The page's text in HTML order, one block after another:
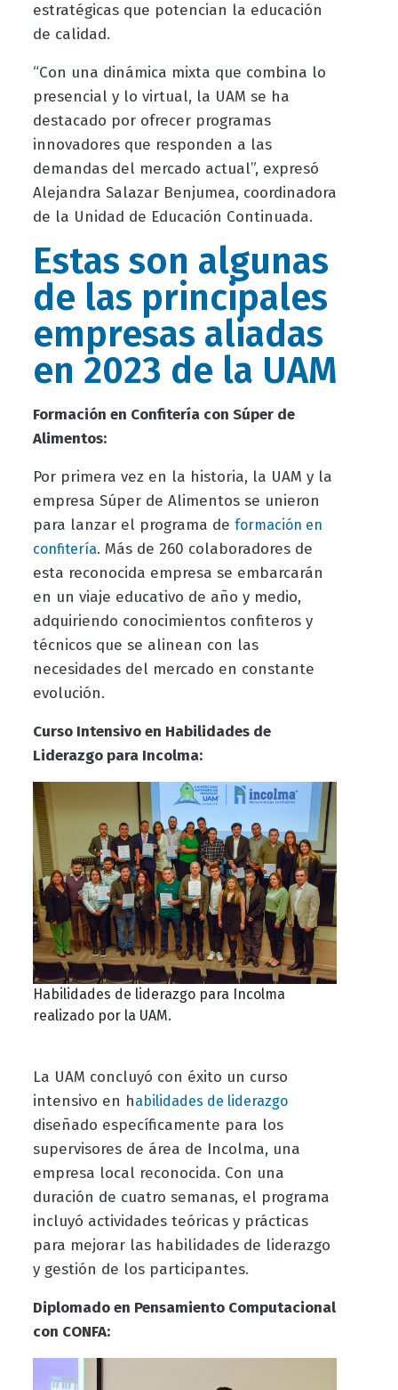
estratégicas que potencian la educación
de calidad.
“Con una dinámica mixta que combina lo
presencial y lo virtual, la UAM se ha
destacado por ofrecer programas
innovadores que responden a las
demandas del mercado actual”, expresó
Alejandra Salazar Benjumea, coordinadora
de la Unidad de Educación Continuada.
Estas son algunas
de las principales
empresas aliadas
en 2023 de la UAM
Formación en Confitería con Súper de
Alimentos:
Por primera vez en la historia, la UAM y la
empresa Súper de Alimentos se unieron
para lanzar el programa de formación en
confitería. Más de 260 colaboradores de
esta reconocida empresa se embarcarán
en un viaje educativo de año y medio,
adquiriendo conocimientos confiteros y
técnicos que se alinean con las
necesidades del mercado en constante
evolución.
Curso Intensivo en Habilidades de
Liderazgo para Incolma:
Habilidades de liderazgo para Incolma
realizado por la UAM.
La UAM concluyó con éxito un curso
intensivo en habilidades de liderazgo
diseñado específicamente para los
supervisores de área de Incolma, una
empresa local reconocida. Con una
duración de cuatro semanas, el programa
incluyó actividades teóricas y prácticas
para mejorar las habilidades de liderazgo
y gestión de los participantes.
Diplomado en Pensamiento Computacional
con CONFA: